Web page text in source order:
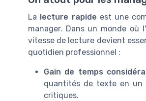
La lecture rapide est une
manager. Dans un monde
vitesse de lecture devient
quotidien professionnel :
Gain de temps
quantités de texte en un
critiques.